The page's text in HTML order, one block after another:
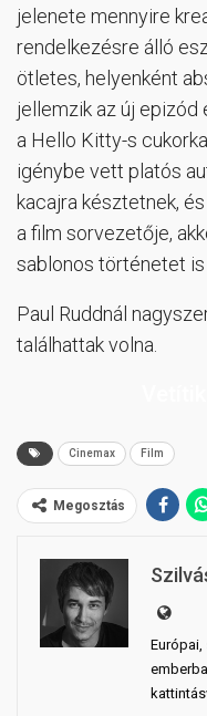
jelenete mennyire
rendelkezésre álló
ötletes, helyenként
jellemzik az új
a Hello Kitty-s
igénybe vett platós
kacajra késztetnek,
a film sorvezetője,
sablonos történetet is
Paul Ruddnál
találhattak volna.
Cinemax Film
Megosztás
Európai,